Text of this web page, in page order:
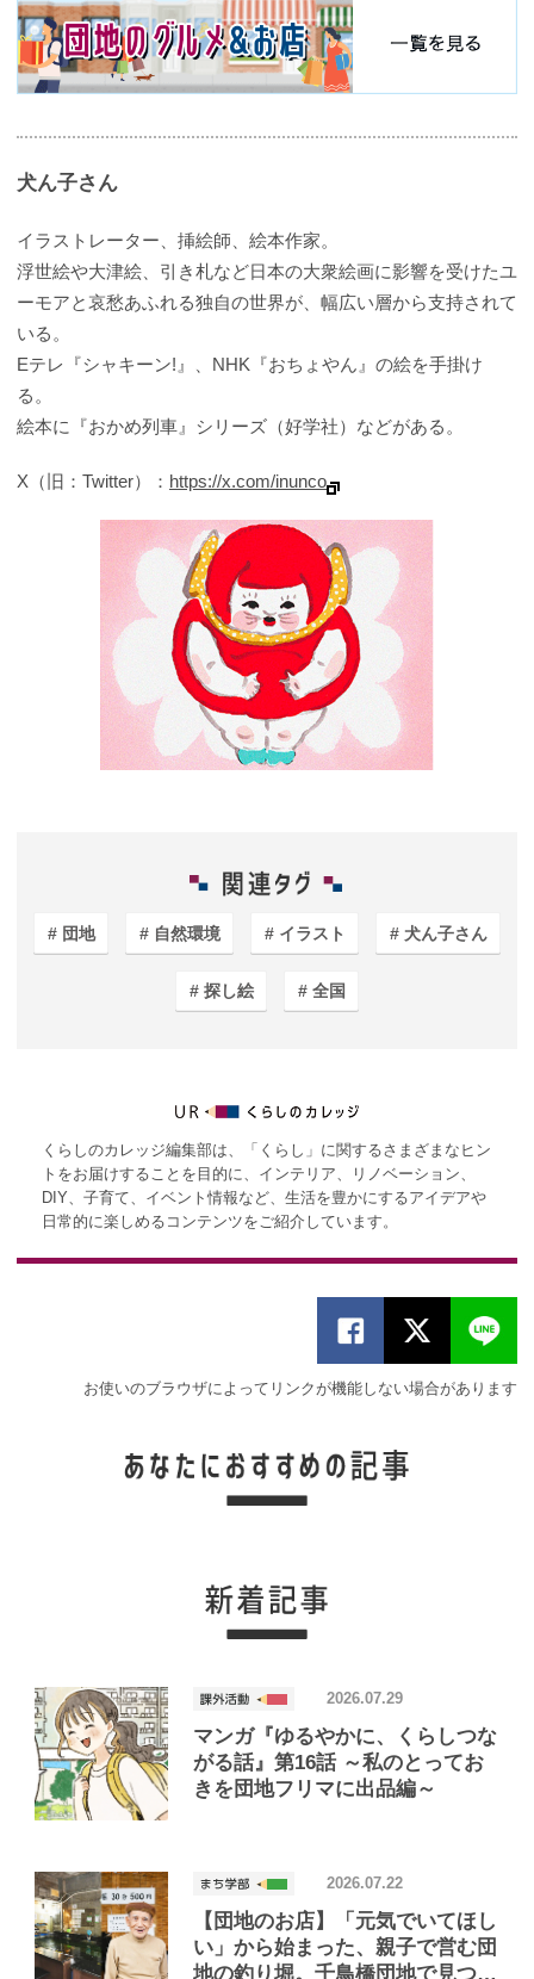
犬ん子さん
イラストレーター、挿絵師、絵本作家。
浮世絵や大津絵、引き札など日本の大衆絵画に影響を受けたユ
ーモアと哀愁あふれる独自の世界が、幅広い層から支持されて
いる。
Eテレ『シャキーン!』、NHK『おちょやん』の絵を手掛け
る。
絵本に『おかめ列車』シリーズ（好学社）などがある。
X（旧：Twitter）： https://x.com/inunco
団地 自然環境 イラスト 犬ん子さん
探し絵 全国
くらしのカレッジ編集部は、「くらし」に関するさまざまなヒン
トをお届けすることを目的に、インテリア、リノベーション、
DIY、子育て、イベント情報など、生活を豊かにするアイデアや
日常的に楽しめるコンテンツをご紹介しています。
お使いのブラウザによってリンクが機能しない場合があります
マンガ『ゆるやかに、くらしつな
がる話』第16話 ～私のとってお
きを団地フリマに出品編～
2026.07.29
【団地のお店】「元気でいてほし
い」から始まった、親子で営む団
地の釣り堀。千鳥橋団地で見つけ
2026.07.22